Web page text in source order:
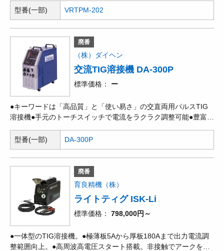
入力。発電機の補助電源や一般家庭用100Vが使用可能です。●入
力電圧は自動切替。●TIG溶接/手溶接の切り替えが可能で硯場溶
接に最適。直流バルスTIG溶接、直流TIG溶接、直流手溶接。●手
溶接で一般的な鉄材の溶接が効率化。●TIG溶接でステンレス鋼
や薄板などの高品質溶接に対応。
型番(一部) VRTPM-202
廃番
（株）ダイヘン
交流TIG溶接機 DA-300P
標準価格 ー
●キーワードは「高品質」と「使い易さ」の交直両用パルスTIG
溶接機●手元のトーチスイッチで電流をラクラク調整可能●豊富な
接製をさらに向上させるサイレントパルス機能を搭載。●アーク
の集中性がよくなり、隅肉溶接や薄板の突き合せ溶接の作業性が
大幅に向上。
型番(一部) DA-300P
廃番
育良精機（株）
ライトティグ ISK-Li
標準価格 798,000円～
●一体型のTIG溶接機。●極薄板5Aから厚板180Aまで出力電流調
整範囲向上。●高周波高電圧スタート搭載。非接触でアークを起